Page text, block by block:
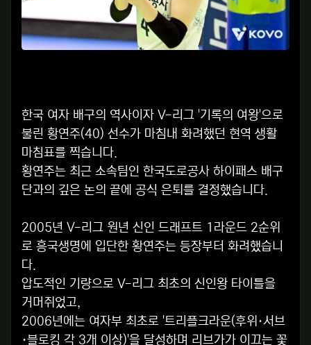
한국 여자 배구의 역사이자 V-리그 '기록의 여왕'으로
불린 황연주(40) 선수가 마침내 화려했던 현역 생활
마침표를 찍습니다.
황연주는 최근 소속팀인 한국도로공사 하이패스 배구
단과의 깊은 논의 끝에 공식 은퇴를 결정했습니다.
2005년 V-리그 원년 신인 드래프트 1라운드 2순위
로 흥국생명에 입단한 황연주는 등장부터 화려했습니
다.
압도적인 기량으로 V-리그 최초의 신인왕 타이틀을
거머쥐었고,
2006년에는 여자부 최초로 '트리플크라운(후위·서브
·블로킹 각 3개 이상)'을 달성하며 리브가가 이끄는 꽃